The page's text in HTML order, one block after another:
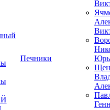
Печники